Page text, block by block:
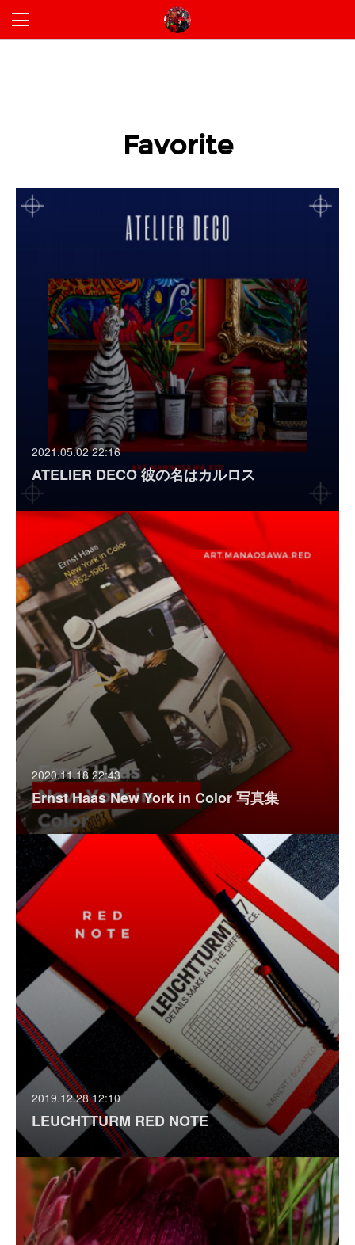
Favorite
2021.05.02 22:16
ATELIER DECO 彼の名はカルロス
2020.11.18 22:43
Ernst Haas New York in Color 写真集
2019.12.28 12:10
LEUCHTTURM RED NOTE